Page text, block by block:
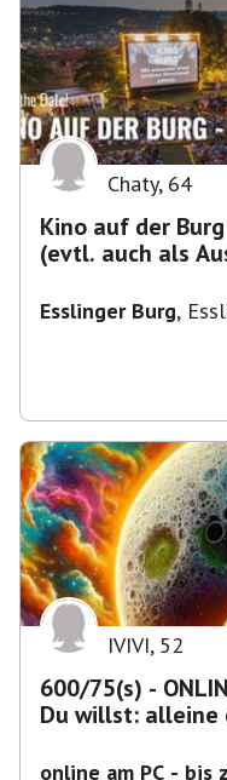
Chaty, 64
Kino auf der
(evtl. auch als
Esslinger Burg,
IVIVI, 52
600/75(s) -
Du willst: alleine
online am PC - bis